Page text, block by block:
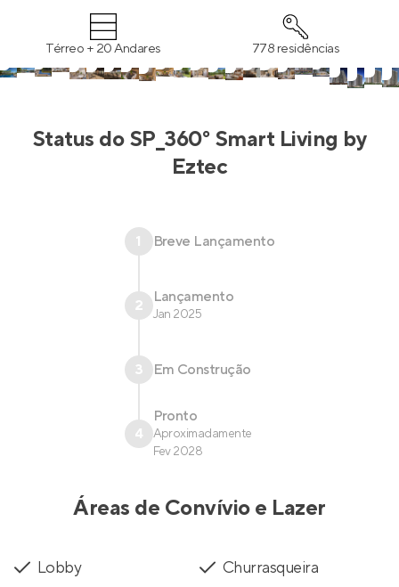
Térreo + 20 Andares 778 residências
Status doSP_360° Smart Living by
Eztec
1 Breve Lançamento
2 Lançamento
Jan 2025
3 Em Construção
4
Pronto
Aproximadamente
Fev 2028
Áreas de Convívio e Lazer
Lobby Churrasqueira